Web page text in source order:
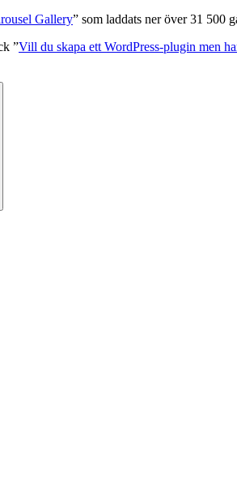
Gallery” som laddats ner över 31 500
”Vill du skapa ett WordPress-plugin men